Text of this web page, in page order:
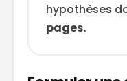
hypothèses
pages.